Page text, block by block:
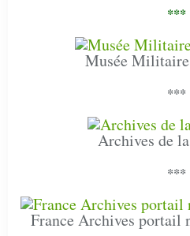
***
Musée
***
Archives de
***
France Archives portail